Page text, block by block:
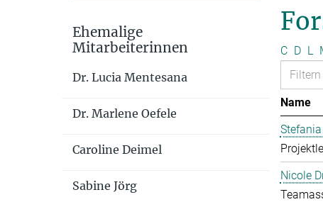
C D L
Name
Nicole
Ehemalige
Mitarbeiterinnen
Dr. Lucia Mentesana
Dr. Marlene Oefele
Caroline Deimel
Sabine Jörg